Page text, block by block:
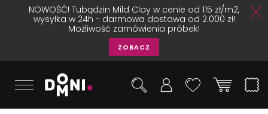
NOWOŚĆ! Tubądzin Mild Clay w cenie od 115 zł/m2,
wysyłka w 24h - darmowa dostawa od 2.000 zł!
Możliwość zamówienia próbek!
ZOBACZ